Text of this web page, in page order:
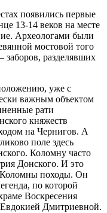
появились первые
13-14 веков на месте
Археологами были
мостовой того
заборов, разделявших
уже с
важным объектом
рати
княжеств
на Чернигов. А
поле здесь
Коломну часто
Донского. И это
Коломны походы. Он
по которой
Воскресения
Дмитриевной.